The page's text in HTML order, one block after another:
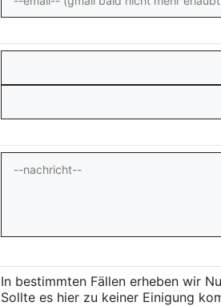
In bestimmten Fällen erheben wir
Sollte es hier zu keiner Einigung